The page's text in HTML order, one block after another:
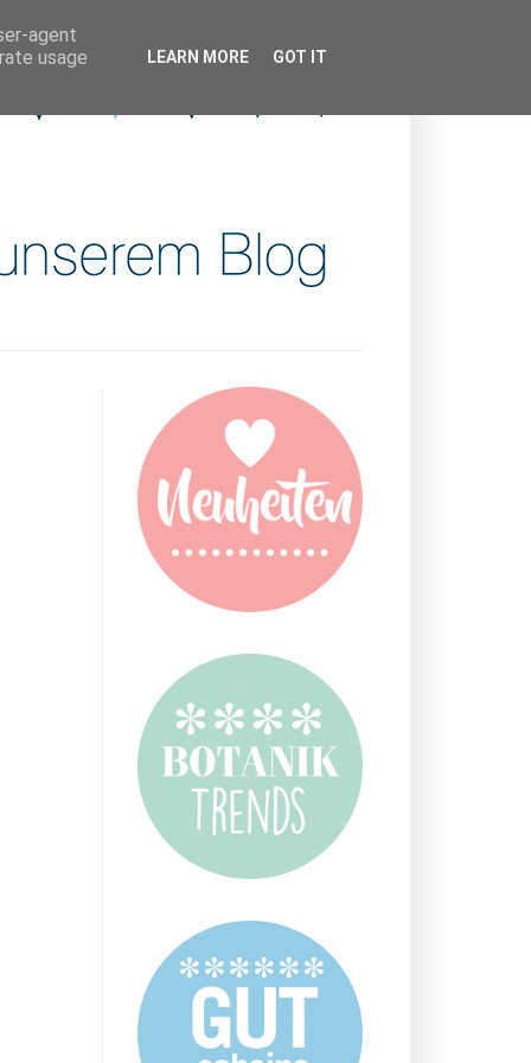
agent
usage
LEARN MORE GOT IT